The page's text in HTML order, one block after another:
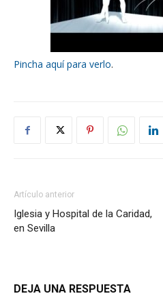
Pincha aquí para verlo.
Artículo anterior
Iglesia y Hospital de la Caridad,
en Sevilla
DEJA UNA RESPUESTA